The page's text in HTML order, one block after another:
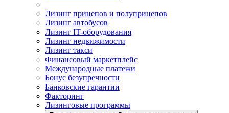
Лизинг прицепов и полуприцепов
Лизинг автобусов
Лизинг IT-оборудования
Лизинг недвижимости
Лизинг такси
Финансовый маркетплейс
Международные платежи
Бонус безупречности
Банковские гарантии
Факторинг
Лизинговые программы